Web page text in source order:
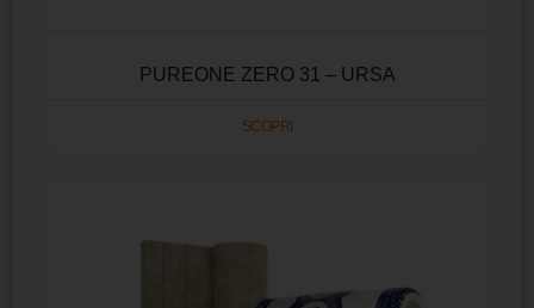
PUREONE ZERO 31 – URSA
SCOPRI